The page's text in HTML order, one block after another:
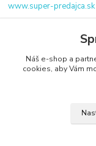
www.super-predajca.sk
info@kamenik.sk
Náš e-shop a
cookies, aby Vám